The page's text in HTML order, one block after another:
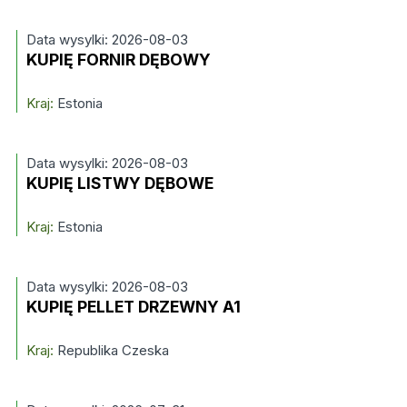
Data wysylki: 2026-08-03
KUPIĘ FORNIR DĘBOWY
Kraj: Estonia
Data wysylki: 2026-08-03
KUPIĘ LISTWY DĘBOWE
Kraj: Estonia
Data wysylki: 2026-08-03
KUPIĘ PELLET DRZEWNY A1
Kraj: Republika Czeska